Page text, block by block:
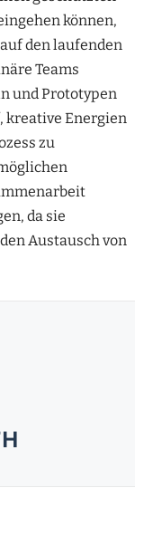
können,
den laufenden
Teams
und Prototypen
kreative Energien
zu
da sie
Austausch von